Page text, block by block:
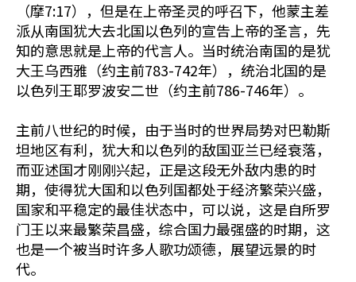
（摩7:17），但是在上帝圣灵的呼召下，他蒙主差
派从南国犹大去北国以色列的宣告上帝的圣言，先
知的意思就是上帝的代言人。当时统治南国的是犹
大王乌西雅（约主前783-742年），统治北国的是
以色列王耶罗波安二世（约主前786-746年）。
主前八世纪的时候，由于当时的世界局势对巴勒斯
坦地区有利，犹大和以色列的敌国亚兰已经衰落，
而亚述国才刚刚兴起，正是这段无外敌内患的时
期，使得犹大国和以色列国都处于经济繁荣兴盛，
国家和平稳定的最佳状态中，可以说，这是自所罗
门王以来最繁荣昌盛，综合国力最强盛的时期，这
也是一个被当时许多人歌功颂德，展望远景的时
代。